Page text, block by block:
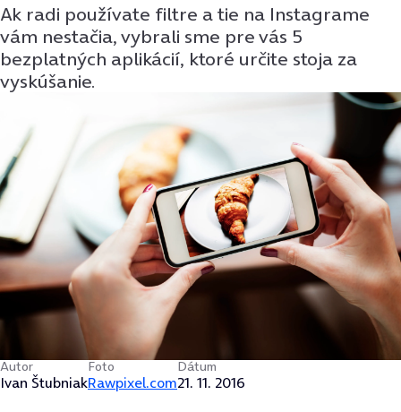
Ak radi používate filtre a tie na Instagrame
vám nestačia, vybrali sme pre vás 5
bezplatných aplikácií, ktoré určite stoja za
vyskúšanie.
Autor
Ivan Štubniak
Foto
Rawpixel.com
Dátum
21. 11. 2016